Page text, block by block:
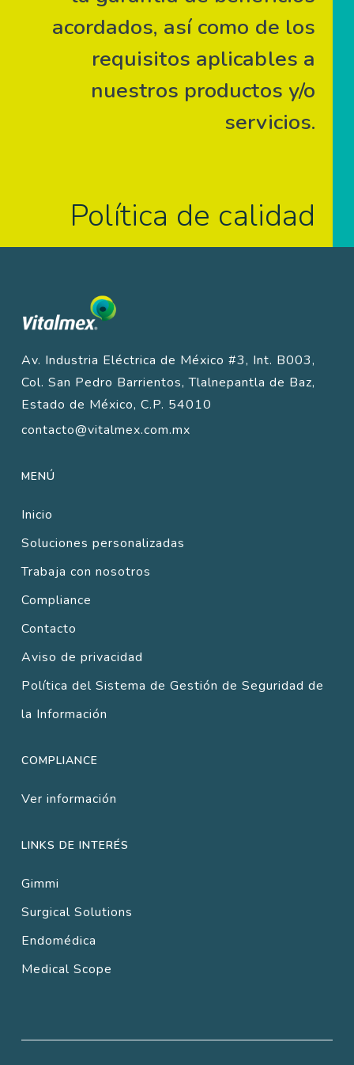
acordados, así como de los
requisitos aplicables a
nuestros productos y/o
servicios.
Política de calidad
Av. Industria Eléctrica de México #3, Int. B003,
Col. San Pedro Barrientos, Tlalnepantla de Baz,
Estado de México, C.P. 54010
contacto@vitalmex.com.mx
MENÚ
Inicio
Soluciones personalizadas
Trabaja con nosotros
Compliance
Contacto
Aviso de privacidad
Política del Sistema de Gestión de Seguridad de
la Información
COMPLIANCE
Ver información
LINKS DE INTERÉS
Gimmi
Surgical Solutions
Endomédica
Medical Scope